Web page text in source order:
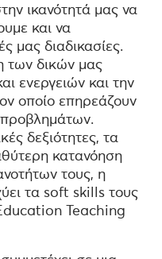
ικανότητά μας να
και να
μας διαδικασίες.
των δικών μας
ενεργειών και την
οποίο επηρεάζουν
δεξιότητες, τα
κατανόηση
τους, η
τα soft skills τους
Teaching